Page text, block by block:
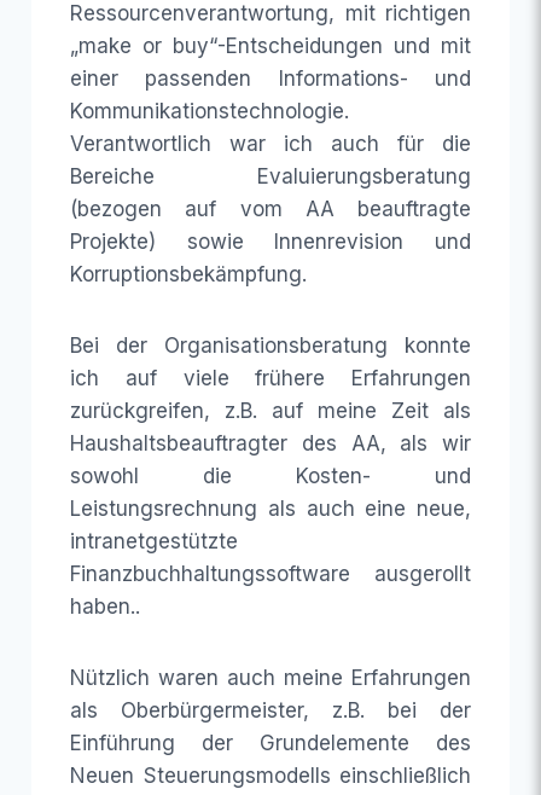
Ressourcenverantwortung, mit richtigen
„make or buy“-Entscheidungen und mit
einer passenden Informations- und
Kommunikationstechnologie.
Verantwortlich war ich auch für die
Bereiche Evaluierungsberatung
(bezogen auf vom AA beauftragte
Projekte) sowie Innenrevision und
Korruptionsbekämpfung.
Bei der Organisationsberatung konnte
ich auf viele frühere Erfahrungen
zurückgreifen, z.B. auf meine Zeit als
Haushaltsbeauftragter des AA, als wir
sowohl die Kosten- und
Leistungsrechnung als auch eine neue,
intranetgestützte
Finanzbuchhaltungssoftware ausgerollt
haben..
Nützlich waren auch meine Erfahrungen
als Oberbürgermeister, z.B. bei der
Einführung der Grundelemente des
Neuen Steuerungsmodells einschließlich